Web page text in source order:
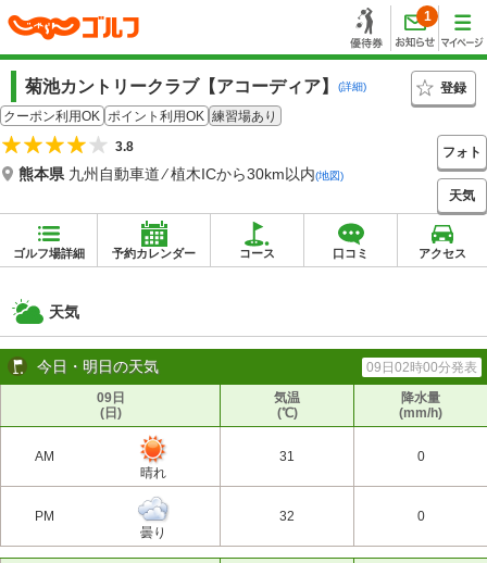
1
菊池カントリークラブ【アコーディア】 (詳細)
登録
クーポン利用OK ポイント利用OK 練習場あり
3.8
熊本県 九州自動車道 ⁄ 植木ICから30km以内(地図)
フォト
天気
ゴルフ場詳細 予約カレンダー コース 口コミ アクセス
天気
今日・明日の天気
09日02時00分発表
09日
(日)
気温
(℃)
降水量
(mm/h)
AM
晴れ
31 0
PM
曇り
32 0